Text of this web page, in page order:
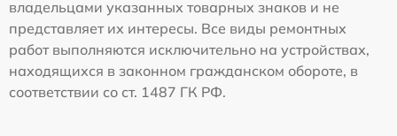
владельцами указанных товарных знаков и не
представляет их интересы. Все виды ремонтных
работ выполняются исключительно на устройствах,
находящихся в законном гражданском обороте, в
соответствии со ст. 1487 ГК РФ.